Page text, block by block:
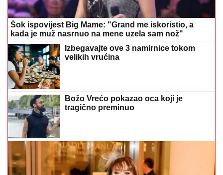
Šok ispovijest Big Mame: "Grand me iskoristio, a
kada je muž nasrnuo na mene uzela sam nož"
Izbegavajte ove 3 namirnice tokom
velikih vrućina
Božo Vrećo pokazao oca koji je
tragično preminuo